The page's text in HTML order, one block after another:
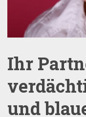
Ihr
und